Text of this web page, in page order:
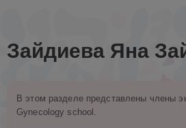
Зайдиева Яна
В этом разделе представлены члены
Gynecology school.